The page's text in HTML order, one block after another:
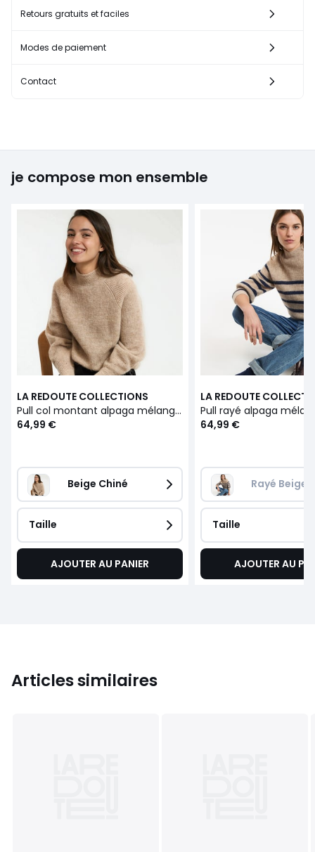
Retours gratuits et faciles
Modes de paiement
Contact
je compose mon ensemble
LA REDOUTE COLLECTIONS
Pull col montant alpaga mélangé Signature ARISTIDE
64,99 €
Beige Chiné
Taille
AJOUTER AU PANIER
LA REDOUTE
64,99 €
Rayé
Taille
AJOUTER AU
Articles similaires